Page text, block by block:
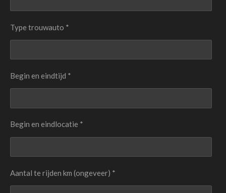
Type trouwauto *
Begin en eindtijd *
Begin en eindlocatie *
Aantal te rijden km (ongeveer) *